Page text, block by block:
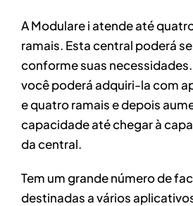
A Modulare i atende até
ramais. Esta central poderá
conforme suas
você poderá adquiri-la com
e quatro ramais e depois
capacidade até chegar à
da central.
Tem um grande número de
destinadas a vários